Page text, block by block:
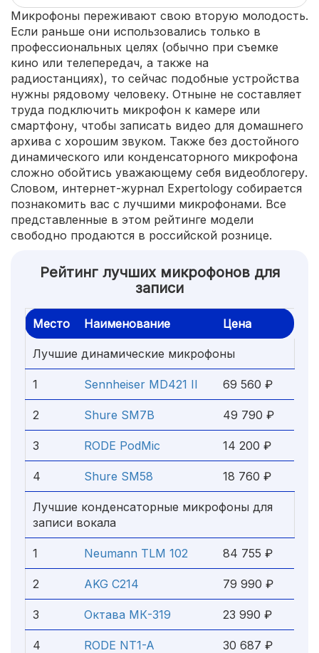
Микрофоны переживают свою вторую молодость.
Если раньше они использовались только в
профессиональных целях (обычно при съемке
кино или телепередач, а также на
радиостанциях), то сейчас подобные устройства
нужны рядовому человеку. Отныне не составляет
труда подключить микрофон к камере или
смартфону, чтобы записать видео для домашнего
архива с хорошим звуком. Также без достойного
динамического или конденсаторного микрофона
сложно обойтись уважающему себя видеоблогеру.
Словом, интернет-журнал Expertology собирается
познакомить вас с лучшими микрофонами. Все
представленные в этом рейтинге модели
свободно продаются в российской рознице.
Рейтинг лучших микрофонов для
записи
Место Наименование Цена
Лучшие динамические микрофоны
1 Sennheiser MD421 II 69 560 ₽
2 Shure SM7B 49 790 ₽
3 RODE PodMic 14 200 ₽
4 Shure SM58 18 760 ₽
Лучшие конденсаторные микрофоны для
записи вокала
1 Neumann TLM 102 84 755 ₽
2 AKG C214 79 990 ₽
3 Октава МК-319 23 990 ₽
4 RODE NT1-A 30 687 ₽